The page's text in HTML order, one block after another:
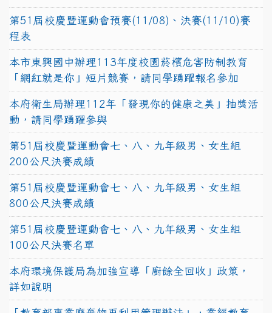
第51屆校慶暨運動會預賽(11/08)、決賽(11/10)賽
程表
本市東興國中辦理113年度校園菸檳危害防制教育
「網紅就是你」短片競賽，請同學踴躍報名參加
本府衛生局辦理112年「發現你的健康之美」抽獎活
動，請同學踴躍參與
第51屆校慶暨運動會七、八、九年級男、女生組
200公尺決賽成績
第51屆校慶暨運動會七、八、九年級男、女生組
800公尺決賽成績
第51屆校慶暨運動會七、八、九年級男、女生組
100公尺決賽名單
本府環境保護局為加強宣導「廚餘全回收」政策，
詳如說明